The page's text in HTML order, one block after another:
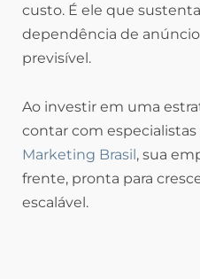
custo. É ele que
dependência de
previsível.
Ao investir em uma
contar com especialistas
Marketing Brasil, sua
frente, pronta para
escalável.